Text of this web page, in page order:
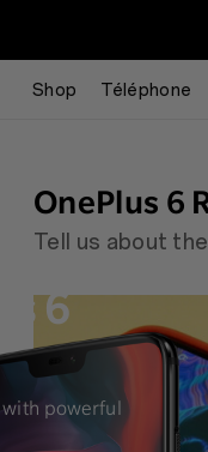
Shop Téléphone
OnePlus 6
Tell us about
6
powerful
"The